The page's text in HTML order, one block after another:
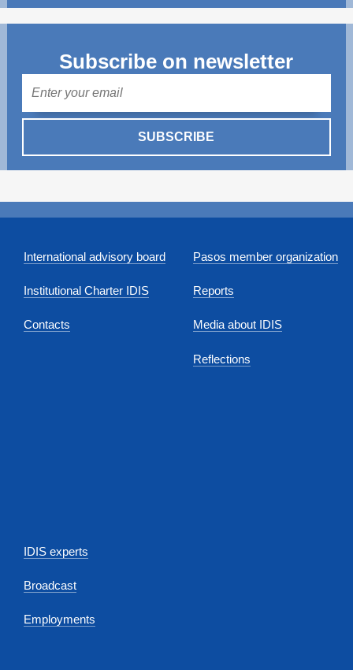
Subscribe on newsletter
SUBSCRIBE
International advisory board
Institutional Charter IDIS
Contacts
Pasos member organization
Reports
Media about IDIS
Reflections
IDIS experts
Broadcast
Employments